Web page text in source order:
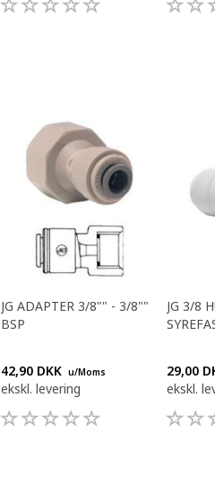
JG ADAPTER 3/8"" - 3/8""
BSP
42,90 DKK u/Moms
ekskl. levering
JG 3/8
29,00
ekskl.